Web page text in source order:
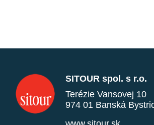
SITOUR spol. s r.o.
Terézie Vansovej 10
974 01 Banská